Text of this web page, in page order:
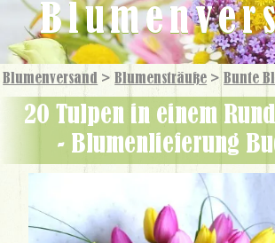
Blumenversand > Blumensträuße > Bunte
20 Tulpen in einem Runder Strauss
- Blumenlieferung